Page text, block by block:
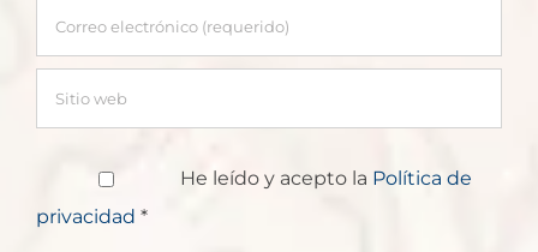
He leído y acepto la Política de
privacidad *